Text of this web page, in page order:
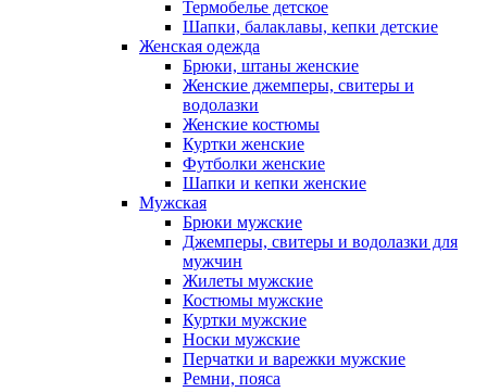
Термобелье детское
Шапки, балаклавы, кепки детские
Женская одежда
Брюки, штаны женские
Женские джемперы, свитеры и
водолазки
Женские костюмы
Куртки женские
Футболки женские
Шапки и кепки женские
Мужская
Брюки мужские
Джемперы, свитеры и водолазки для
мужчин
Жилеты мужские
Костюмы мужские
Куртки мужские
Носки мужские
Перчатки и варежки мужские
Ремни, пояса